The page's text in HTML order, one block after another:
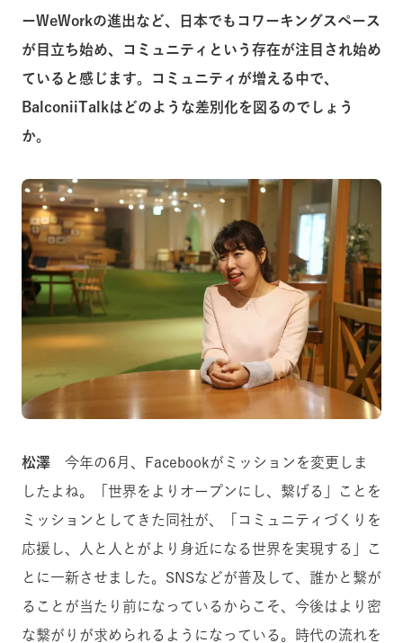
ーWeWorkの進出など、日本でもコワーキングスペース
が目立ち始め、コミュニティという存在が注目され始め
ていると感じます。コミュニティが増える中で、
BalconiiTalkはどのような差別化を図るのでしょう
か。
松澤 今年の6月、Facebookがミッションを変更しま
したよね。「世界をよりオープンにし、繋げる」ことを
ミッションとしてきた同社が、「コミュニティづくりを
応援し、人と人とがより身近になる世界を実現する」こ
とに一新させました。SNSなどが普及して、誰かと繋が
ることが当たり前になっているからこそ、今後はより密
な繋がりが求められるようになっている。時代の流れを